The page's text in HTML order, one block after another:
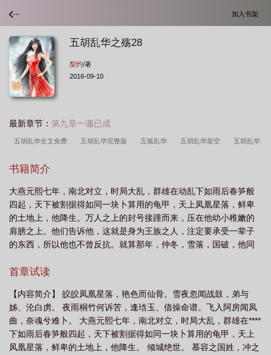
加入书架
五胡乱华之殇28
梨灼/著
2016-09-10
最新章节： 第九章一谶已成
五胡乱华全文免费 五胡乱华完整版 五狐乱华 五胡乱华架空 五胡乱华
殇28 五胡乱华电视剧叫啥
影五胡乱华 五胡乱华之殇32 五胡乱华之雏凤冲天 五胡乱华之殇21 五
胡乱华在线阅读 五胡乱华的电视剧五胡风烟冉魏悲歌电视剧 五胡乱华之殇
5 五胡乱华之殇16 五胡乱华之殇8 五胡乱华残忍 五胡乱华之殇 五
胡乱华穿越
书籍简介
大燕元熙七年，南北对立，时局大乱，群雄在动乱下如雨后春笋般
四起，天下被割据得如同一块卜算用的龟甲，天上凤凰星落，鲜卑
的土地上，他降生。万人之上的封号接踵而来，压在他幼小稚嫩的
肩膀之上。他们告诉他，这就是身为王族之人，注定要承受一辈子
的东西，所以他也不曾反抗。就算那年，仲冬，雪落，国破，他同
不曾反抗。可是这种不反抗，却再已经不是从前单纯的不争不夺，
起，整整十四年的无声等待，他在等待自己的羽翼丰满，凤凰于
飞，只为酝酿一场为国人报仇，为自己雪耻的血战。
首章试读
【内容简介】 皎皎凤凰星落，艳色而仙骨。雪夜忽闻战鼓，弟与
姊、沦白虏。 夜雨桐竹何诉苦，逢琀玉、借操命谱。飞入阿房闻凤
曲，奈魂兮难卜。 大燕元熙七年，南北对立，时局大乱，群雄在****
下如雨后春笋般四起，天下被割据得如同一块卜算用的龟甲，天上
凤凰星落，鲜卑的土地上，他降生。 倾城绝世。 慕容之国姓，冲之